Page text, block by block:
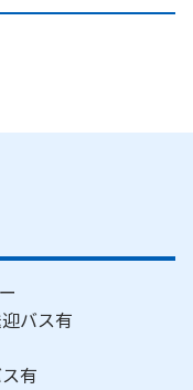
迎バス有
ス有